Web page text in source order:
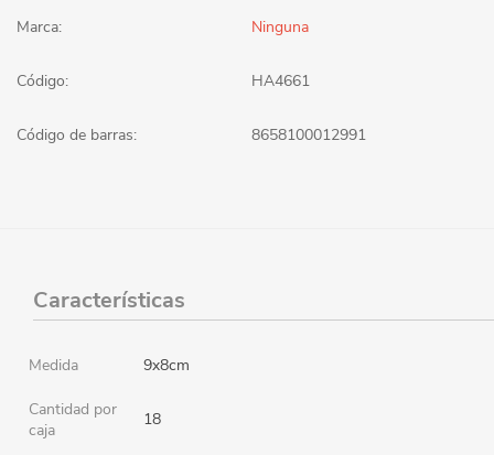
Marca: Ninguna
Código: HA4661
Código de barras: 8658100012991
Características
Medida 9x8cm
Cantidad por
caja
18